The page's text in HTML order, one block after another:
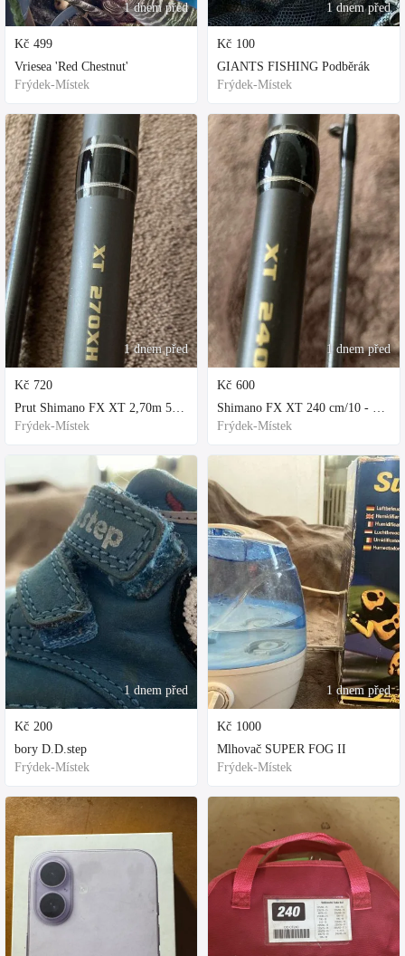
1 dnem před
Kč 499
Vriesea 'Red Chestnut'
Frýdek-Místek
1 dnem před
Kč 720
Prut Shimano FX XT 2,70m 50-100gr
Frýdek-Místek
1 dnem před
Kč 200
bory D.D.step
Frýdek-Místek
1 dnem před
Kč 100
GIANTS FISHING Podběrák
Frýdek-Místek
1 dnem před
Kč 600
Shimano FX XT 240 cm/10 - 30 g
Frýdek-Místek
1 dnem před
Kč 1000
Mlhovač SUPER FOG II
Frýdek-Místek